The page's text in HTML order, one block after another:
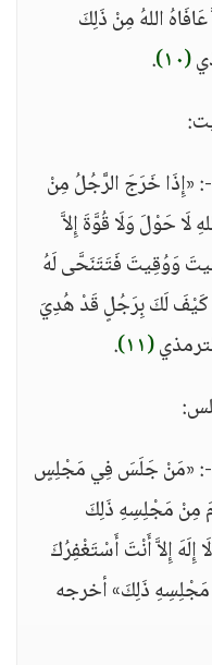
اللهُ مِنْ ذَلِكَ
(١٠)
.
: «إِذَا خَرَجَ الرَّجُلُ مِنْ
لَا حَوْلَ وَلَا قُوَّةَ إِلاَّ
وَوُقِيتَ فَتَتَنَحَّى لَهُ
كَيْفَ لَكَ بِرَجُلٍ قَدْ هُدِيَ
(١١)
.
-: «مَنْ جَلَسَ فِي مَجْلِسٍ
مِنْ مَجْلِسِهِ ذَلِكَ
إِلاَّ أَنْتَ أَسْتَغْفِرُكَ
مَجْلِسِهِ ذَلِكَ» أخرجه